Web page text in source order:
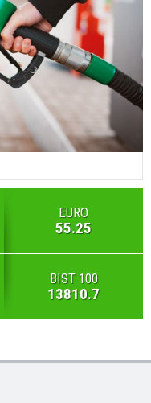
EURO
55.25
BIST 100
13810.7